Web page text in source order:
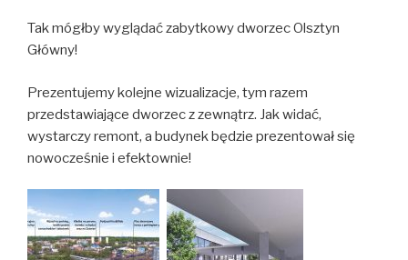
Tak mógłby wyglądać zabytkowy dworzec Olsztyn
Główny!
Prezentujemy kolejne wizualizacje, tym razem
przedstawiające dworzec z zewnątrz. Jak widać,
wystarczy remont, a budynek będzie prezentował się
nowocześnie i efektownie!